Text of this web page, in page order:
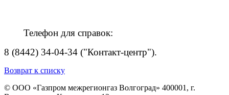
Телефон для справок:
8 (8442) 34-04-34 ("Контакт-центр").
Возврат к списку
© ООО «Газпром межрегионгаз Волгоград» 400001, г.